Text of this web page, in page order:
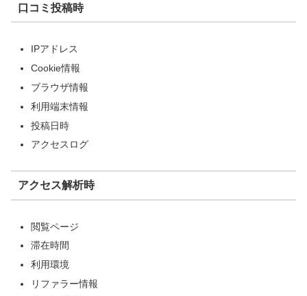
口コミ投稿時
IPアドレス
Cookie情報
ブラウザ情報
利用端末情報
投稿日時
アクセスログ
アクセス解析時
閲覧ページ
滞在時間
利用環境
リファラー情報